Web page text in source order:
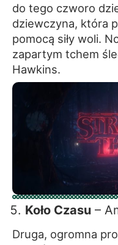
do tego czworo
dziewczyna, która
pomocą siły woli.
zapartym tchem
Hawkins.
Koło Czasu–
Druga, ogromna